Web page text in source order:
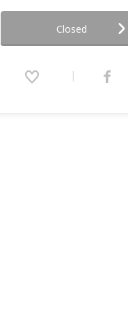
工體驗｜鍊情．親手製作 999
銀項鍊/手鍊（崑山科大場）
(GMT+8)
Closed